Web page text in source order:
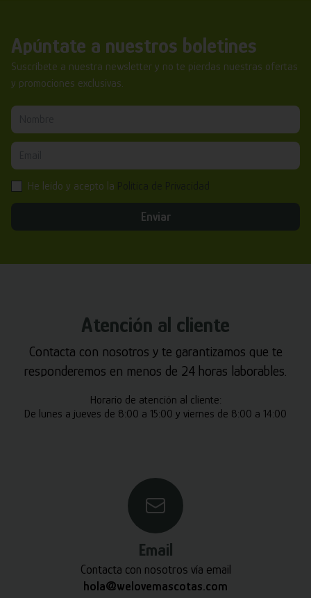
Apúntate a nuestros boletines
Suscríbete a nuestra newsletter y no te pierdas nuestras ofertas
y promociones exclusivas.
He leído y acepto la
Enviar
Atención al cliente
Contacta con nosotros y te garantizamos que te
responderemos en menos de 24 horas laborables.
Horario de atención al cliente:
De lunes a jueves de 8:00 a 15:00 y viernes de 8:00 a 14:00
Email
Contacta con nosotros vía email
hola@welovemascotas.com